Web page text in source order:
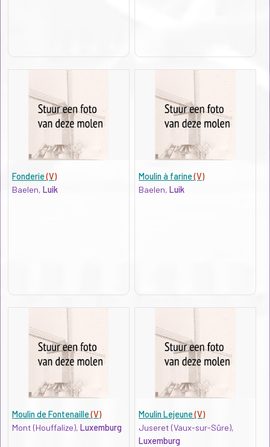
Fonderie(V)
Baelen, Luik
Moulin à farine(V)
Baelen,Luik
Moulin de Fontenaille(V)
Mont (Houffalize), Luxemburg
Moulin Lejeune(V)
Juseret (Vaux-sur-Sûre),
Luxemburg